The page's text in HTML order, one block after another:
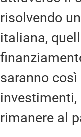
risolvendo
italiana,
saranno
rimanere al